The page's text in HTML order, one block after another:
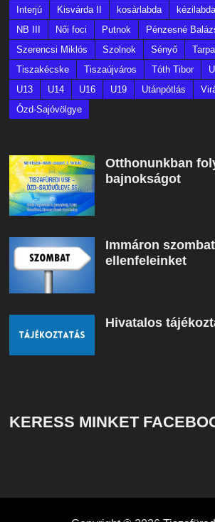
Interjú
Kisvárda II kosárlabda kézilabda
NB III
Női foci Putnok
Pénzesné
Szerencsi Miklós
Szolnok Sényő Tarpa
Tiszakécske
Tiszaújváros Tóth Tibor
U13
U14 U16 U19 Utánpótlás
Ózd-Sajóvölgye
Otthonunkban
bajnokságot
Immáron
ellenfeleinket
Hivatalos
KERESS MINKET